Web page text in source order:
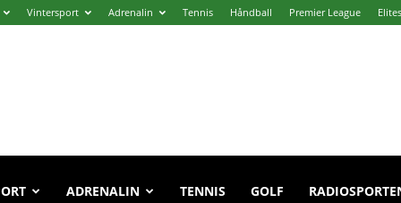
Vintersport Adrenalin Tennis Håndball Premier League
ADRENALIN TENNIS GOLF